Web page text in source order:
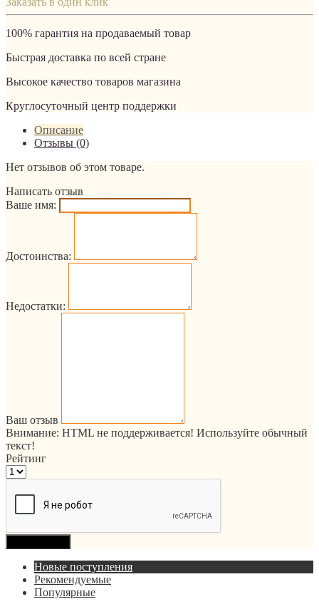
100% гарантия на продаваемый товар
Быстрая доставка по всей стране
Высокое качество товаров магазина
Круглосуточный центр поддержки
Описание
Отзывы (0)
Нет отзывов об этом товаре.
Написать отзыв
Ваше имя:
Достоинства:
Недостатки:
Ваш отзыв
Внимание: HTML не поддерживается! Используйте обычный
текст!
Рейтинг
Новые поступления
Рекомендуемые
Популярные